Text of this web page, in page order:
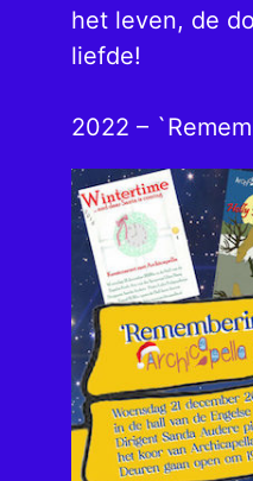
het leven, de
liefde!
2022 –